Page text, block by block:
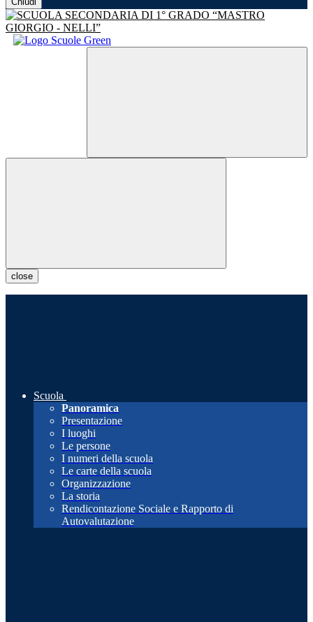
close
Scuola
Panoramica
Presentazione
I luoghi
Le persone
I numeri della scuola
Le carte della scuola
Organizzazione
La storia
Rendicontazione Sociale e Rapporto di
Autovalutazione